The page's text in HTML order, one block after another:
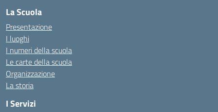
La Scuola
Presentazione
I luoghi
I numeri della scuola
Le carte della scuola
Organizzazione
La storia
I Servizi